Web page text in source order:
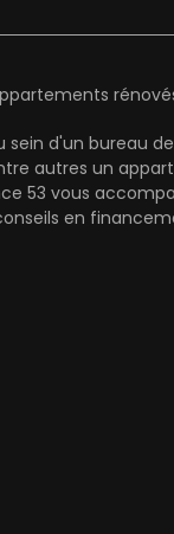
d'un bureau
autres un
53 vous
en